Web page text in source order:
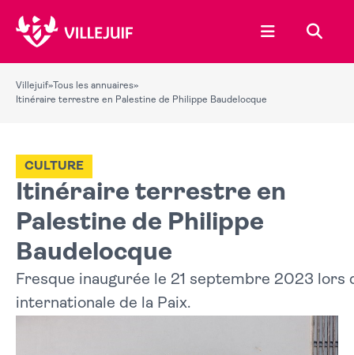
Ouvrir le
Villejuif» Tous les annuaires»
Itinéraire terrestre en Palestine de Philippe Baudelocque
Itinéraire terrestre en
Palestine de Philippe
Baudelocque
CULTURE
Fresque inaugurée le 21 septembre 2023 lors
internationale de la Paix.